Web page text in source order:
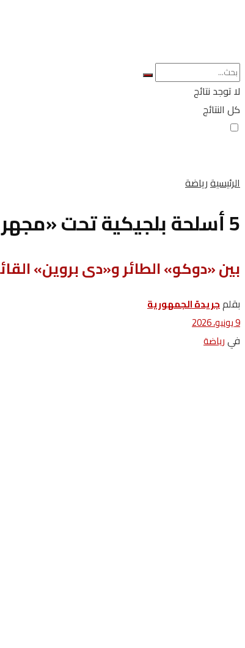
لا توجد نتائج
كل النتائج
الرئيسيةرياضة
5 أسلحة بلجيكية تحت «مجهر حسام»
بين «دوكو» الطائر و«دى بروين»
بقلمجريدة الجمهورية
9 يونيو، 2026
فيرياضة